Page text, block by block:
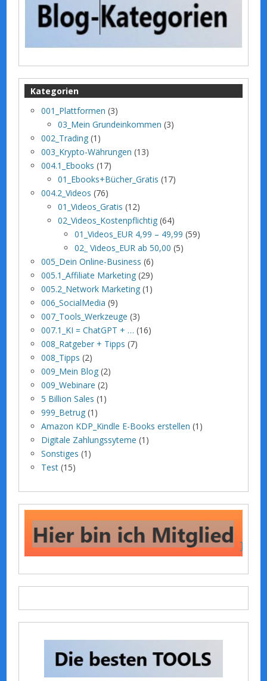
Kategorien
001_Plattformen (3)
03_Mein Grundeinkommen (3)
002_Trading (1)
003_Krypto-Währungen (13)
004.1_Ebooks (17)
01_Ebooks+Bücher_Gratis (17)
004.2_Videos (76)
01_Videos_Gratis (12)
02_Videos_Kostenpflichtig (64)
01_Videos_EUR 4,99 – 49,99 (59)
02_ Videos_EUR ab 50,00 (5)
005_Dein Online-Business (6)
005.1_Affiliate Marketing (29)
005.2_Network Marketing (1)
006_SocialMedia (9)
007_Tools_Werkzeuge (3)
007.1_KI = ChatGPT + … (16)
008_Ratgeber + Tipps (7)
008_Tipps (2)
009_Mein Blog (2)
009_Webinare (2)
5 Billion Sales (1)
999_Betrug (1)
Amazon KDP_Kindle E-Books erstellen (1)
Digitale Zahlungssyteme (1)
Sonstiges (1)
Test (15)